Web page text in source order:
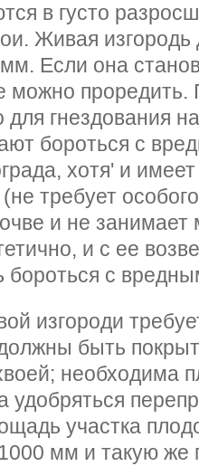
в густо
Живая
Если она
можно проредить.
гнездования
бороться с
хотя' и
требует
и не занимает
и с ее
бороться с
изгороди
быть
необходима
удобряться
участка
мм и такую же